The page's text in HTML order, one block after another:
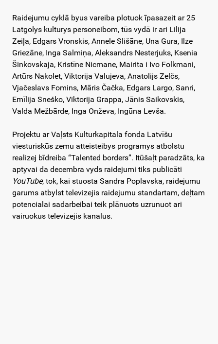
Raidejumu cyklā byus vareiba plotuok īpasazeit ar 25
Latgolys kulturys personeibom, tūs vydā ir ari Lilija
Zeiļa, Edgars Vronskis, Annele Slišāne, Una Gura, Ilze
Griezāne, Inga Salmiņa, Aleksandrs Nesterjuks, Ksenia
Šinkovskaja, Kristīne Nicmane, Mairita i Ivo Folkmani,
Artūrs Nakolet, Viktorija Valujeva, Anatolijs Zelčs,
Vjačeslavs Fomins, Māris Čačka, Edgars Largo, Sanri,
Emīlija Sneško, Viktorija Grappa, Jānis Saikovskis,
Valda Mežbārde, Inga Onževa, Ingūna Levša.
Projektu ar Vaļsts Kulturkapitala fonda Latvīšu
viesturiskūs zemu atteisteibys programys atbolstu
realizej bīdreiba “Talented borders”. Itūšaļt paradzāts, ka
aptyvai da decembra vyds raidejumi tiks publicāti
YouTube, tok, kai stuosta Sandra Poplavska, raidejumu
garums atbylst televizejis raidejumu standartam, deļtam
potencialai sadarbeibai teik plānuots uzrunuot ari
vairuokus televizejis kanalus.